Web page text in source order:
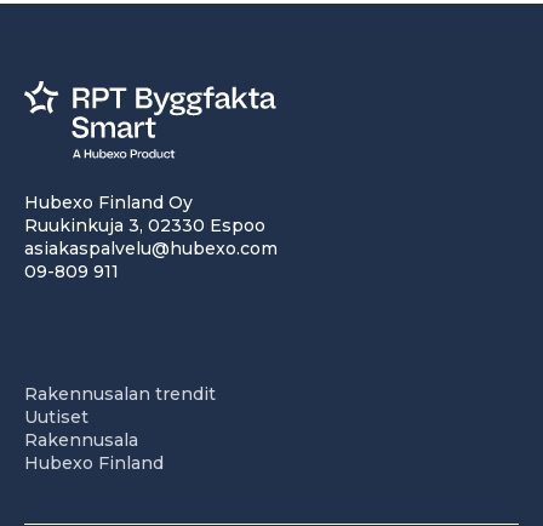
Hubexo Finland Oy
Ruukinkuja 3, 02330 Espoo
asiakaspalvelu@hubexo.com
09-809 911
Rakennusalan trendit
Uutiset
Rakennusala
Hubexo Finland